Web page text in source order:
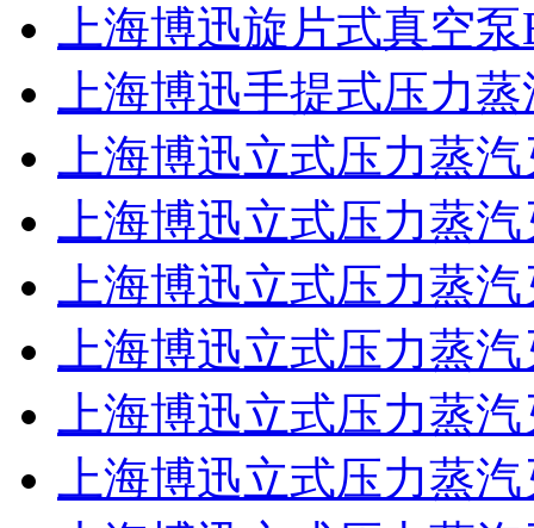
上海博迅旋片式真空
上海博迅手提式压力
上海博迅立式压力蒸
上海博迅立式压力蒸
上海博迅立式压力蒸
上海博迅立式压力蒸
上海博迅立式压力蒸
上海博迅立式压力蒸